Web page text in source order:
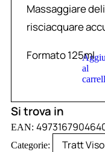
al
Massaggiare
risciacquare
Formato 125ml
Si trova in
EAN:
Categorie: Tratt